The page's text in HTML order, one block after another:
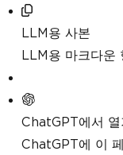
LLM용 사본
LLM용 마크다운
ChatGPT에서 열
ChatGPT에 이